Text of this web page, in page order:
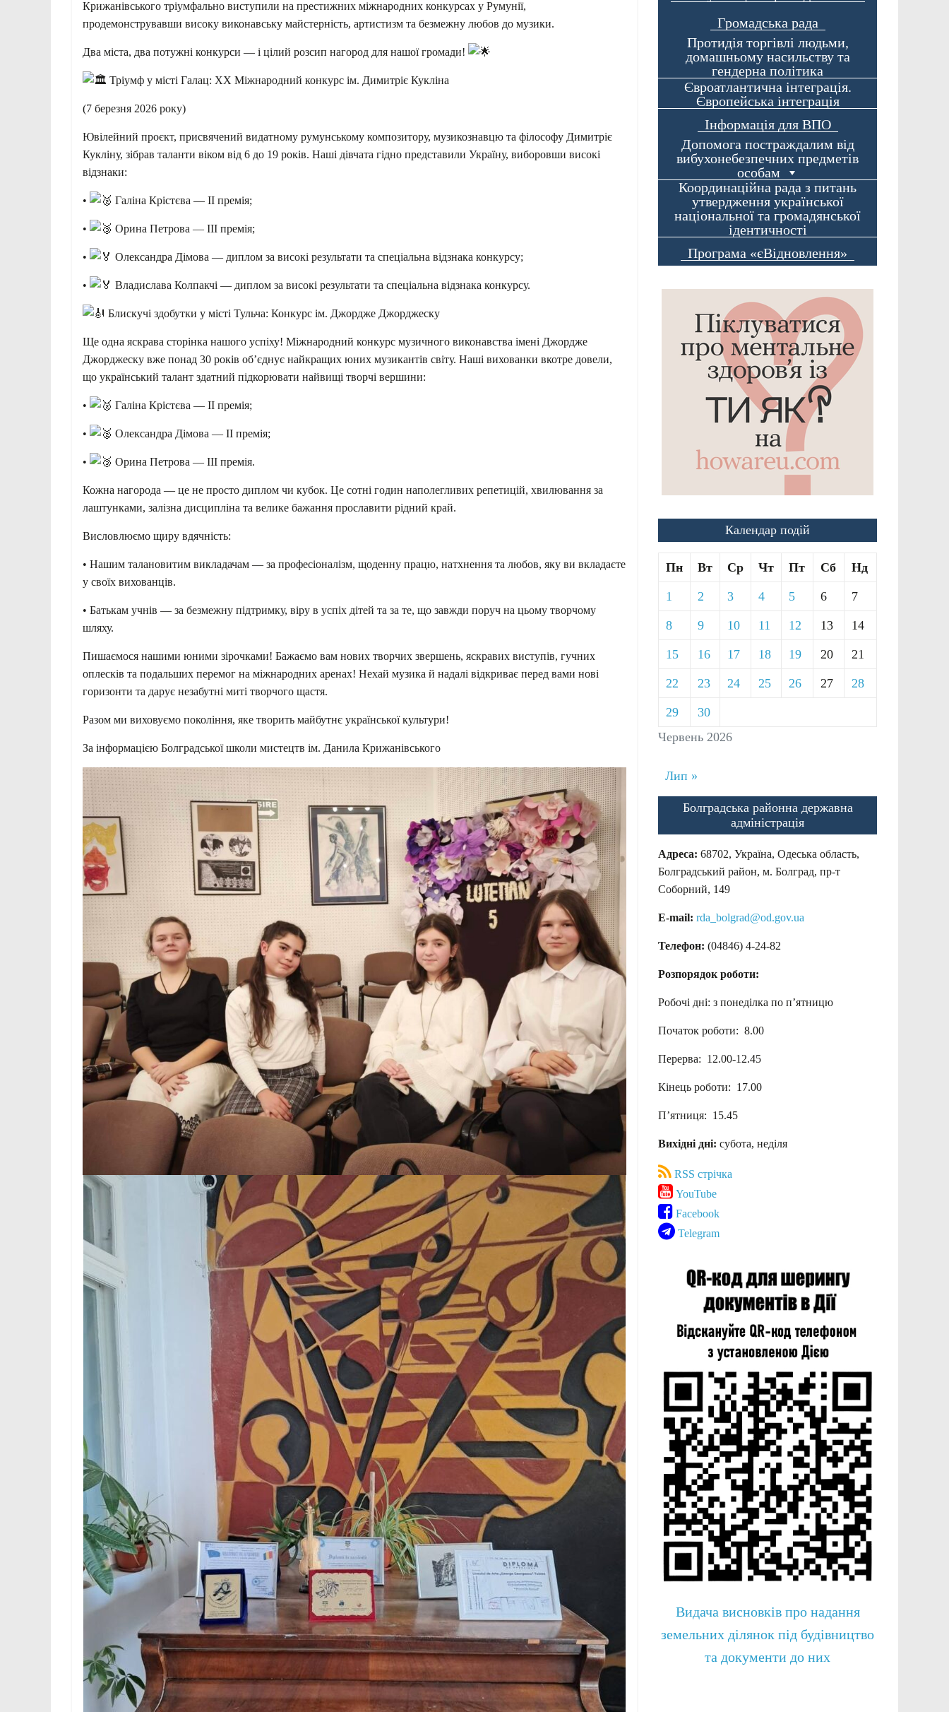
Крижанівського тріумфально виступили на престижних міжнародних конкурсах у Румунії,
продемонструвавши високу виконавську майстерність, артистизм та безмежну любов до музики.
Два міста, два потужні конкурси — і цілий розсип нагород для нашої громади!
Тріумф у місті Галац: ХХ Міжнародний конкурс ім. Димитріє Кукліна
(7 березня 2026 року)
Ювілейний проєкт, присвячений видатному румунському композитору, музикознавцю та філософу Димитріє
Кукліну, зібрав таланти віком від 6 до 19 років. Наші дівчата гідно представили Україну, виборовши високі
відзнаки:
• Галіна Крістєва — ІІ премія;
• Орина Петрова — ІІІ премія;
• Олександра Дімова — диплом за високі результати та спеціальна відзнака конкурсу;
• Владислава Колпакчі — диплом за високі результати та спеціальна відзнака конкурсу.
Блискучі здобутки у місті Тульча: Конкурс ім. Джордже Джорджеску
Ще одна яскрава сторінка нашого успіху! Міжнародний конкурс музичного виконавства імені Джордже
Джорджеску вже понад 30 років об’єднує найкращих юних музикантів світу. Наші вихованки вкотре довели,
що український талант здатний підкорювати найвищі творчі вершини:
• Галіна Крістєва — ІІ премія;
• Олександра Дімова — ІІ премія;
• Орина Петрова — ІІІ премія.
Кожна нагорода — це не просто диплом чи кубок. Це сотні годин наполегливих репетицій, хвилювання за
лаштунками, залізна дисципліна та велике бажання прославити рідний край.
Висловлюємо щиру вдячність:
• Нашим талановитим викладачам — за професіоналізм, щоденну працю, натхнення та любов, яку ви вкладаєте
у своїх вихованців.
• Батькам учнів — за безмежну підтримку, віру в успіх дітей та за те, що завжди поруч на цьому творчому
шляху.
Пишаємося нашими юними зірочками! Бажаємо вам нових творчих звершень, яскравих виступів, гучних
оплесків та подальших перемог на міжнародних аренах! Нехай музика й надалі відкриває перед вами нові
горизонти та дарує незабутні миті творчого щастя.
Разом ми виховуємо покоління, яке творить майбутнє української культури!
За інформацією Болградської школи мистецтв ім. Данила Крижанівського
Громадська рада
Протидія торгівлі людьми,
домашньому насильству та
гендерна політика
Євроатлантична інтеграція.
Європейська інтеграція
Інформація для ВПО
Допомога постраждалим від
вибухонебезпечних предметів
особам
Координаційна рада з питань
утвердження української
національної та громадянської
ідентичності
Програма «єВідновлення»
Календар подій
Червень 2026
Пн Вт Ср Чт Пт Сб Нд
1 2 3 4 5 6 7
8 9 10 11 12 13 14
15 16 17 18 19 20 21
22 23 24 25 26 27 28
29 30
Лип »
Болградська районна державна
адміністрація
Адреса: 68702, Україна, Одеська область,
Болградський район, м. Болград, пр-т
Соборний, 149
E-mail: rda_bolgrad@od.gov.ua
Телефон: (04846) 4-24-82
Розпорядок роботи:
Робочі дні: з понеділка по п’ятницю
Початок роботи: 8.00
Перерва: 12.00-12.45
Кінець роботи: 17.00
П’ятниця: 15.45
Вихідні дні: субота, неділя
RSS стрічка
YouTube
Facebook
Telegram
Видача висновків про надання
земельних ділянок під будівництво
та документи до них